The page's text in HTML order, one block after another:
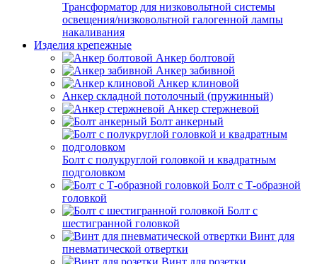
Трансформатор для низковольтной системы
освещения/низковольтной галогенной лампы
накаливания
Изделия крепежные
Анкер болтовой
Анкер забивной
Анкер клиновой
Анкер складной потолочный (пружинный)
Анкер стержневой
Болт анкерный
Болт с полукруглой головкой и квадратным
подголовком
Болт с Т-образной
головкой
Болт с
шестигранной головкой
Винт для
пневматической отвертки
Винт для розетки